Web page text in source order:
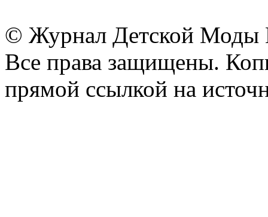
© Журнал Детской Моды
Все права защищены.
прямой ссылкой на